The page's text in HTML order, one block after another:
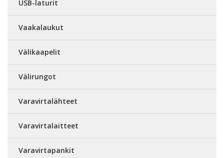
USB-laturit
Vaakalaukut
Välikaapelit
Välirungot
Varavirtalähteet
Varavirtalaitteet
Varavirtapankit